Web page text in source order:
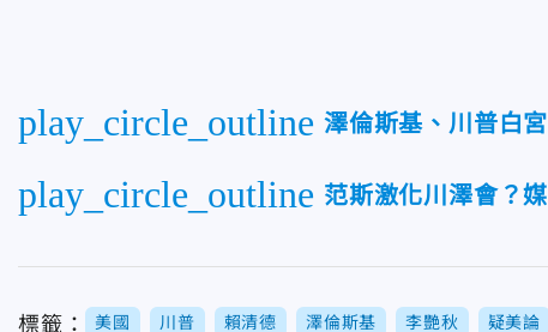
play_circle_outline 澤倫斯基、川普白
play_circle_outline 范斯激化川澤會？
標籤： 美國 川普 賴清德 澤倫斯基 李艷秋 疑美論